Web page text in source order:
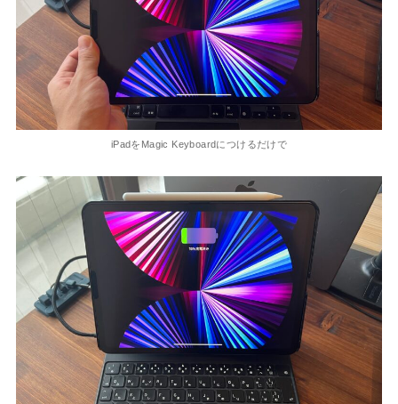
iPadをMagic Keyboardにつけるだけで